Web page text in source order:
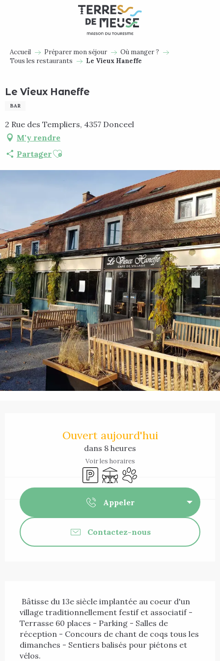
Accueil Préparer mon séjour
Où manger ?
Tous les restaurants
Le Vieux Haneffe
Le Vieux Haneffe
BAR
2 Rue des Templiers, 4357 Donceel
M'y rendre
PartagerAjouter aux favoris
Ouvert aujourd'hui
dans 8 heures
Voir les horaires
ParkingTerrasseAnimaux acceptés
Appeler
Contactez-nous
village traditionnellement festif et associatif -
Terrasse 60 places - Parking - Salles de
réception - Concours de chant de coqs tous les
dimanches - Sentiers balisés pour piétons et
vélos.